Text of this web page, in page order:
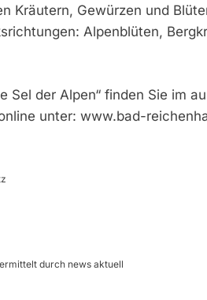
Kräutern, Gewürzen und
Alpenblüten,
Sel der Alpen“ finden Sie im
unter: www.bad-
durch news aktuell